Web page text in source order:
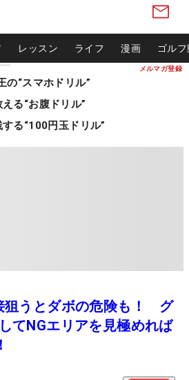
メルマガ登録
レッスン ライフ 漫画 ゴル
の“スマホドリル”
る“お腹ドリル”
る“100円玉ドリル”
狙うとダボの危険も！ グ
てNGエリアを見極めれば